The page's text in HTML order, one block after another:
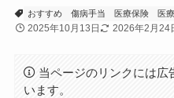
おすすめ 傷病手当 医療保険 医
2025年10月13日 2026年2月24
当ページのリンクには
います。